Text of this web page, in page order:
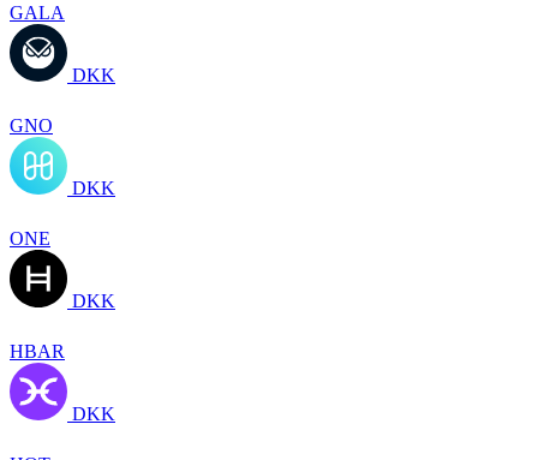
GALA
DKK
GNO
DKK
ONE
DKK
HBAR
DKK